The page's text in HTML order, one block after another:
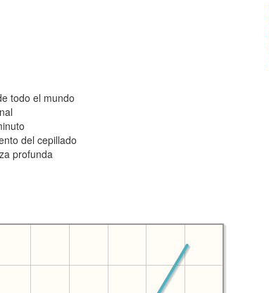
todo el mundo
del cepillado
profunda